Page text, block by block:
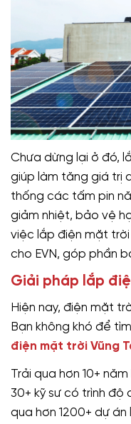
Chưa dừng lại ở đó,
giúp làm tăng giá trị
thống các tấm pin
giảm nhiệt, bảo vệ
việc lắp điện mặt
cho EVN, góp phần
Giải pháp lắp
Hiện nay, điện mặt
Bạn không khó để
điện mặt trời Vũng
Trải qua hơn 10+
30+ kỹ sư có trình độ
qua hơn 1200+ dự